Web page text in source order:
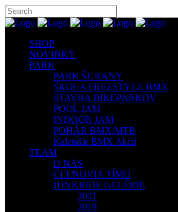
SHOP
NOVINKY
PARK
PARK ŠURANY
ŠKOLA FREESTYLE BMX
STAVBA BIKEPARKOV
POOL JAM
INDOOR JAM
POHÁR BMX/MTB
Kalendár BMX Akcií
TEAM
O NÁS
ČLENOVIA TÍMU
JUNKRIDE GELÉRIE
2021
2019